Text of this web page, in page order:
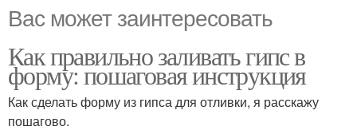
Вас может заинтересовать
Как правильно заливать гипс в
форму: пошаговая инструкция
Как сделать форму из гипса для отливки, я расскажу
пошагово.